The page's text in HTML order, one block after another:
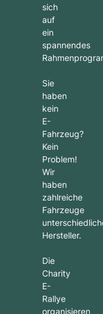
sich
auf
ein
spannendes
Sie
haben
kein
E-
Fahrzeug?
Kein
Problem!
Wir
haben
zahlreiche
Fahrzeuge
Hersteller.
Die
Charity
E-
Rallye
organisieren